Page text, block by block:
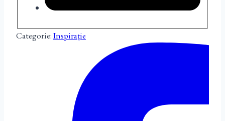
Categorie:Inspirație